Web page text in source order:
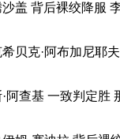
盖 背后裸绞降服
贝克·阿布加尼耶
阿查基 一致判定胜